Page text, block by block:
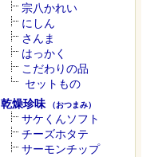
宗八かれい
にしん
さんま
はっかく
こだわりの品
セットもの
乾燥珍味 （おつまみ）
サケくんソフト
チーズホタテ
サーモンチップ